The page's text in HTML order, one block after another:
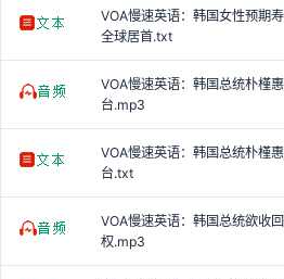
VOA慢速英语：韩国女性预期
全球居首.txt
VOA慢速英语：韩国总统朴槿
台.mp3
VOA慢速英语：韩国总统朴槿
台.txt
VOA慢速英语：韩国总统欲收
权.mp3